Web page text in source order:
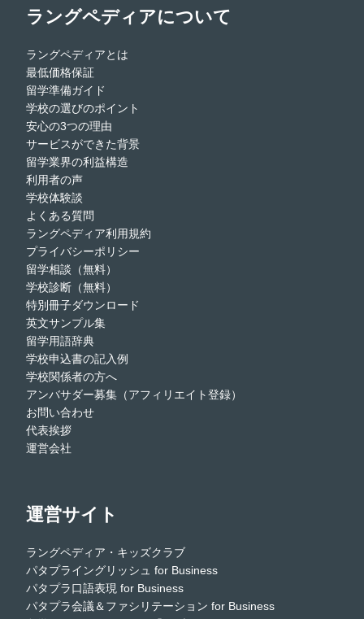
ラングペディアについて
ラングペディアとは
最低価格保証
留学準備ガイド
学校の選びのポイント
安心の3つの理由
サービスができた背景
留学業界の利益構造
利用者の声
学校体験談
よくある質問
ラングペディア利用規約
プライバシーポリシー
留学相談（無料）
学校診断（無料）
特別冊子ダウンロード
英文サンプル集
留学用語辞典
学校申込書の記入例
学校関係者の方へ
アンバサダー募集（アフィリエイト登録）
お問い合わせ
代表挨拶
運営会社
運営サイト
ラングペディア・キッズクラブ
パタプライングリッシュ for Business
パタプラ口語表現 for Business
パタプラ会議＆ファシリテーション for Business